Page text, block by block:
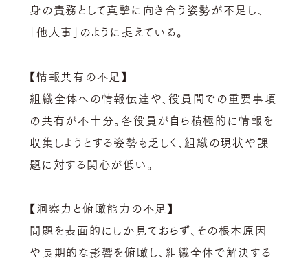
身の責務として真摯に向き合う姿勢が不足し、
「他人事」のように捉えている。
【情報共有の不足 】
組織全体への情報伝達や、役員間での重要事項
の共有が不十分。各役員が自ら積極的に情報を
収集しようとする姿勢も乏しく、組織の現状や課
題に対する関心が低い。
【洞察力と俯瞰能力の不足】
問題を表面的にしか見ておらず、その根本原因
や長期的な影響を俯瞰し、組織全体で解決する